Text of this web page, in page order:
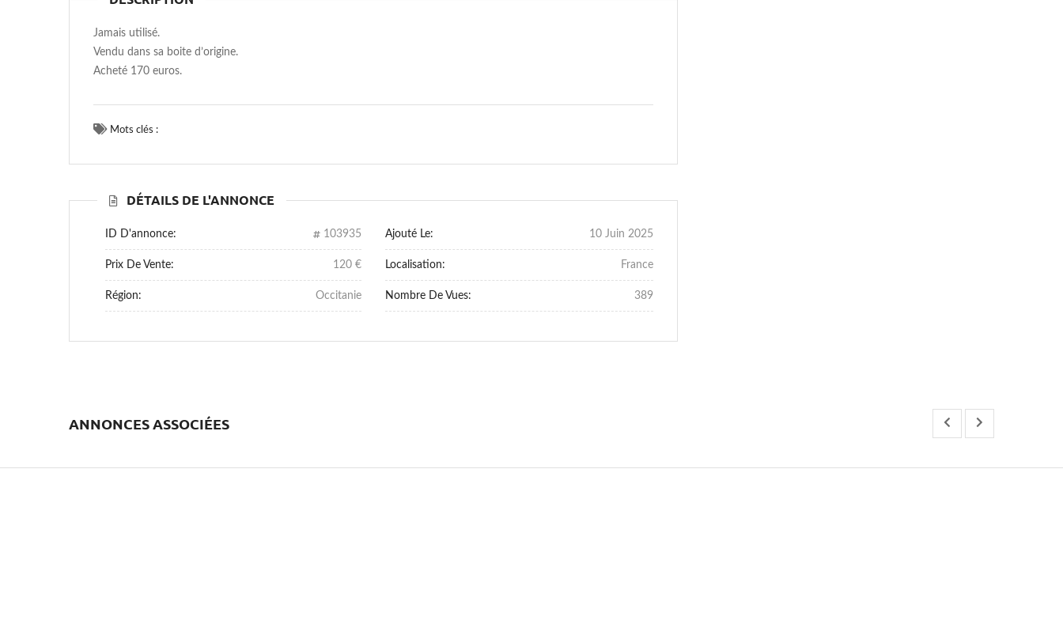
Jamais utilisé.
Vendu dans sa boite d’origine.
Acheté 170 euros.
Mots clés :
DÉTAILS DE L'ANNONCE
ID D'annonce: 103935 Ajouté Le: 10 Juin 2025
Prix De Vente: 120 € Localisation: France
Région: Occitanie Nombre De Vues: 389
ANNONCES ASSOCIÉES